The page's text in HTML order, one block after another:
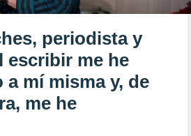
periodista y
escribir me he
mí misma y, de
me he